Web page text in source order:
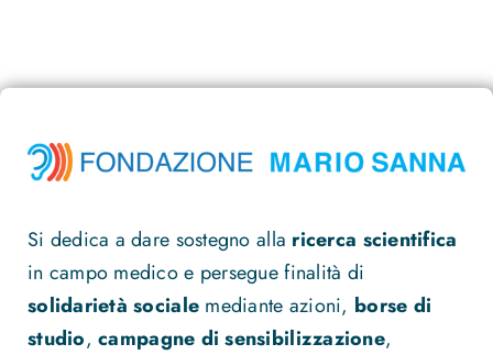
Si dedica a dare sostegno alla ricerca scientifica
in campo medico e persegue finalità di
solidarietà sociale mediante azioni, borse di
studio,campagne di sensibilizzazione,